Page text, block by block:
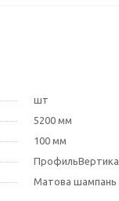
шт
5200 мм
100 мм
Матова шампань